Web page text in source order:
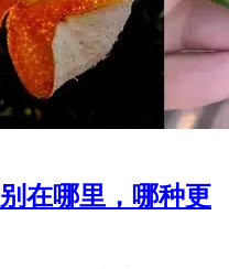
在哪里，哪种更